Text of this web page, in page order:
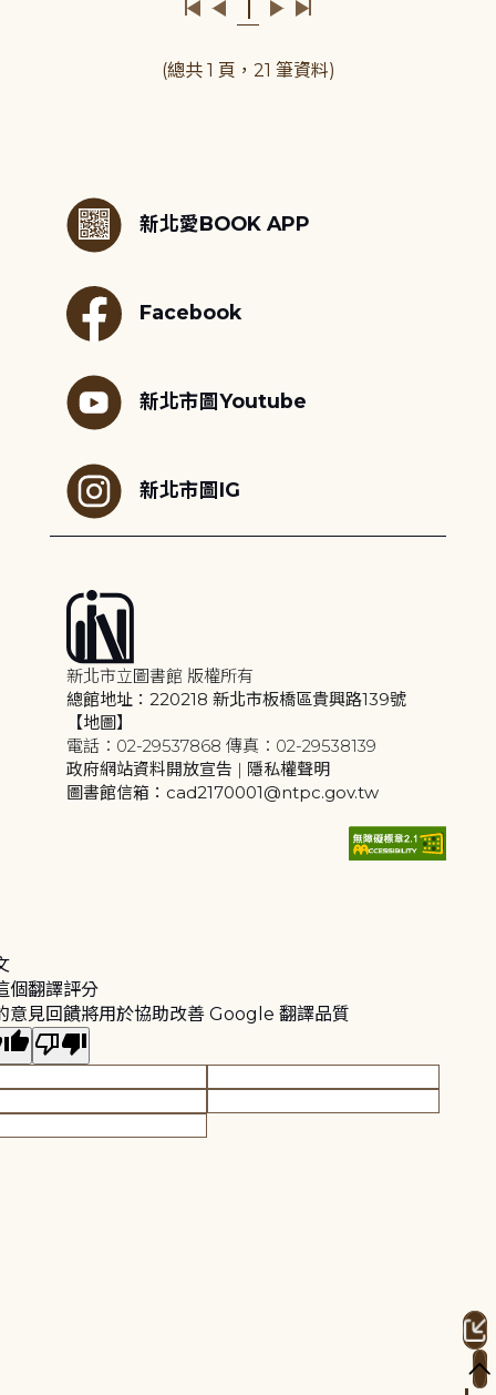
1
(總共 1 頁，21 筆資料)
新北愛BOOK APP
Facebook
新北市圖Youtube
新北市圖IG
新北市立圖書館 版權所有
總館地址：220218 新北市板橋區貴興路139號
【地圖】
電話：02-29537868 傳真：02-29538139
政府網站資料開放宣告 | 隱私權聲明
圖書館信箱：cad2170001@ntpc.gov.tw
個翻譯評分
意見回饋將用於協助改善 Google 翻譯品質